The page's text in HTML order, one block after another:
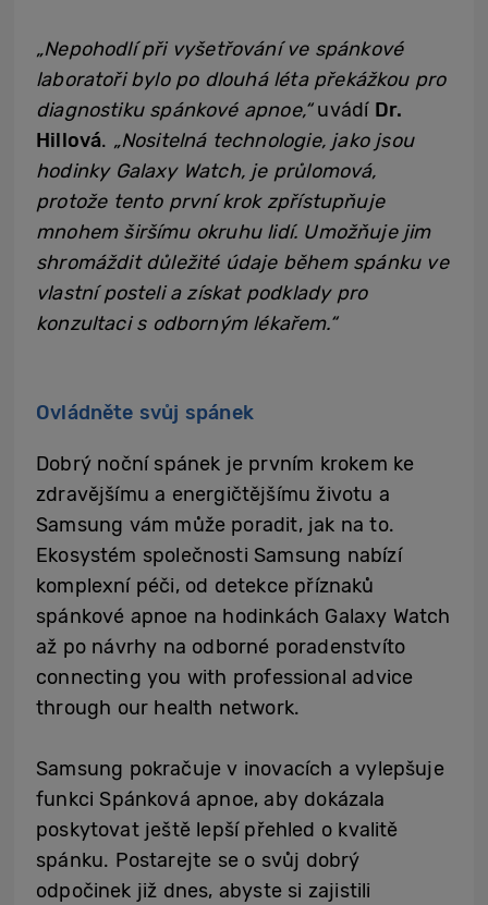
„Nepohodlí při vyšetřování ve spánkové
laboratoři bylo po dlouhá léta překážkou pro
diagnostiku spánkové apnoe,“uvádí Dr.
Hillová. „Nositelná technologie, jako jsou
hodinky Galaxy Watch, je průlomová,
protože tento první krok zpřístupňuje
mnohem širšímu okruhu lidí. Umožňuje jim
shromáždit důležité údaje během spánku ve
vlastní posteli a získat podklady pro
konzultaci s odborným lékařem.“
Ovládněte svůj spánek
Dobrý noční spánek je prvním krokem ke
zdravějšímu a energičtějšímu životu a
Samsung vám může poradit, jak na to.
Ekosystém společnosti Samsung nabízí
komplexní péči, od detekce příznaků
spánkové apnoe na hodinkách Galaxy Watch
až po návrhy na odborné poradenstvíto
connecting you with professional advice
through our health network.
Samsung pokračuje v inovacích a vylepšuje
funkci Spánková apnoe, aby dokázala
poskytovat ještě lepší přehled o kvalitě
spánku. Postarejte se o svůj dobrý
odpočinek již dnes, abyste si zajistili